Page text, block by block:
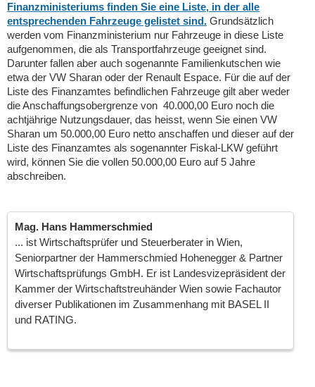
Finanzministeriums finden Sie eine Liste, in der alle
entsprechenden Fahrzeuge gelistet sind. Grundsätzlich
werden vom Finanzministerium nur Fahrzeuge in diese Liste
aufgenommen, die als Transportfahrzeuge geeignet sind.
Darunter fallen aber auch sogenannte Familienkutschen wie
etwa der VW Sharan oder der Renault Espace. Für die auf der
Liste des Finanzamtes befindlichen Fahrzeuge gilt aber weder
die Anschaffungsobergrenze von 40.000,00 Euro noch die
achtjährige Nutzungsdauer, das heisst, wenn Sie einen VW
Sharan um 50.000,00 Euro netto anschaffen und dieser auf der
Liste des Finanzamtes als sogenannter Fiskal-LKW geführt
wird, können Sie die vollen 50.000,00 Euro auf 5 Jahre
abschreiben.
Mag. Hans Hammerschmied
... ist Wirtschaftsprüfer und Steuerberater in Wien,
Seniorpartner der Hammerschmied Hohenegger & Partner
Wirtschaftsprüfungs GmbH. Er ist Landesvizepräsident der
Kammer der Wirtschaftstreuhänder Wien sowie Fachautor
diverser Publikationen im Zusammenhang mit BASEL II
und RATING.